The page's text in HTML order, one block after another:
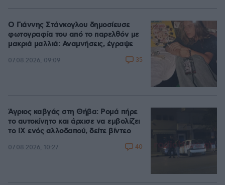
Ο Γιάννης Στάνκογλου δημοσίευσε
φωτογραφία του από το παρελθόν με
μακριά μαλλιά: Αναμνήσεις, έγραψε
07.08.2026, 09:09 35
Άγριος καβγάς στη Θήβα: Ρομά πήρε
το αυτοκίνητο και άρχισε να εμβολίζει
το ΙΧ ενός αλλοδαπού, δείτε βίντεο
07.08.2026, 10:27 40